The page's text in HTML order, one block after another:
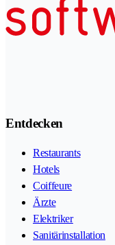
Entdecken
Restaurants
Hotels
Coiffeure
Ärzte
Elektriker
Sanitärinstallation